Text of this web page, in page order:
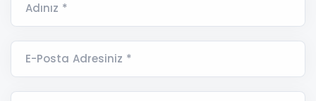
Adınız *
E-Posta Adresiniz *